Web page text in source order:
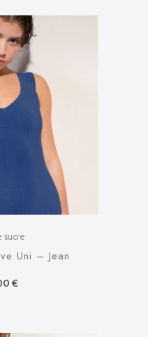
sucre
Uni – Jean
€